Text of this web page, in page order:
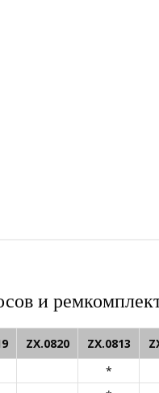
и
ZX.0820 ZX.0813
*